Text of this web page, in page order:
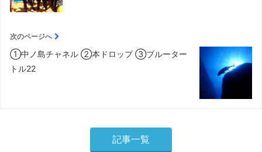
次のページへ
①中ノ島チャネル ②本ドロップ ③ブルーター
トル22
記事一覧